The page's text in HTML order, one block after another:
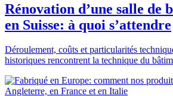
Rénovation d’une salle de
en Suisse: à quoi s’attendre
Déroulement, coûts et particularités
historiques rencontrent la technique du